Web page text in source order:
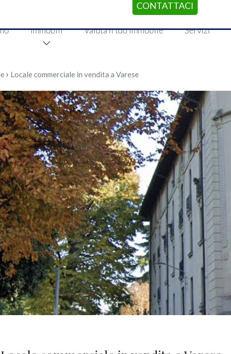
Immobili Valuta il tuo immobile Servizi
CONTATTACI
› Locale commerciale in vendita a Varese
1/1